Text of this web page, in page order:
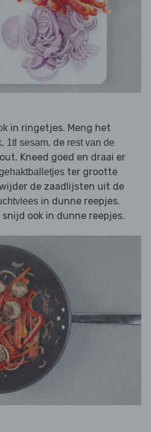
in ringetjes. Meng het
, 1tl sesam, de rest van de
Kneed goed en draai er
ter grootte
de zaadlijsten uit de
in dunne reepjes.
snijd ook in dunne reepjes.